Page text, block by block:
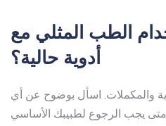
الطب المثلي مع
أدوية حالية؟
والمكملات. اسأل بوضوح عن أي